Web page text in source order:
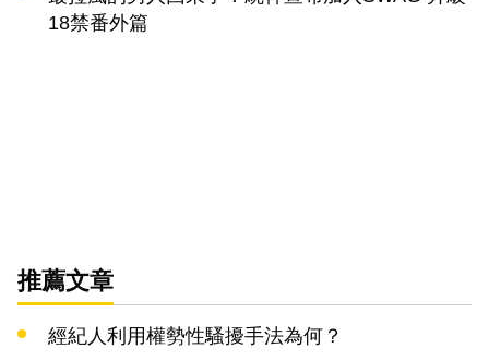
18禁番外篇
推薦文章
經紀人利用權勢性騷擾手法為何？